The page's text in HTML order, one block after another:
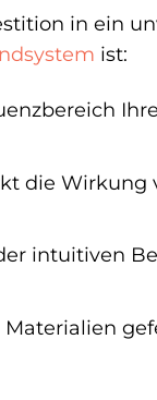
in ein
ist:
die
intuitiven
Materialien